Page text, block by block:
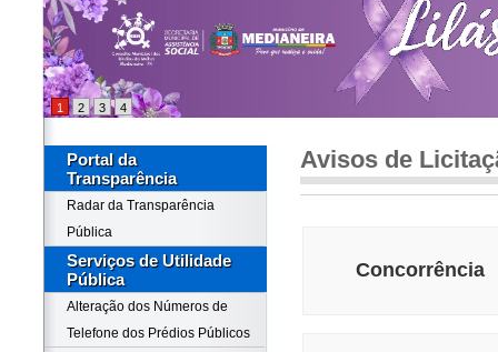
1 2 3 4
Portal da
Transparência
Radar da Transparência
Pública
Serviços de Utilidade
Pública
Alteração dos Números de
Telefone dos Prédios Públicos
Avisos de
Concorrência